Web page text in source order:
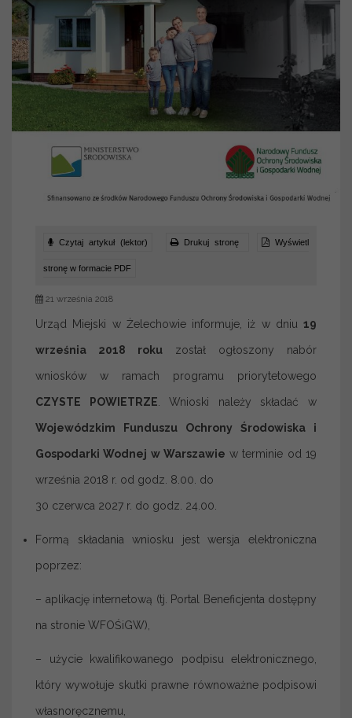
Czytaj artykuł (lektor) Drukuj stronę Wyświetl
stronę w formacie PDF
21 września 2018
Urząd Miejski w Żelechowie informuje, iż w dniu 19
września 2018 roku został ogłoszony nabór
wniosków w ramach programu priorytetowego
CZYSTE POWIETRZE . Wnioski należy składać w
Wojewódzkim Funduszu Ochrony Środowiska i
Gospodarki Wodnej w Warszawie w terminie od 19
września 2018 r. od godz. 8.00. do
30 czerwca 2027 r. do godz. 24.00.
Formą składania wniosku jest wersja elektroniczna
poprzez:
– aplikację internetową (tj. Portal Beneficjenta dostępny
na stronie WFOŚiGW),
– użycie kwalifikowanego podpisu elektronicznego,
który wywołuje skutki prawne równoważne podpisowi
własnoręcznemu,